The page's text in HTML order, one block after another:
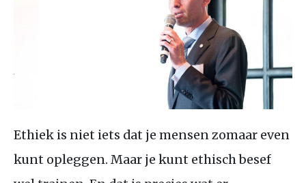
Ethiek is niet iets dat je mensen zomaar even
kunt opleggen. Maar je kunt ethisch besef